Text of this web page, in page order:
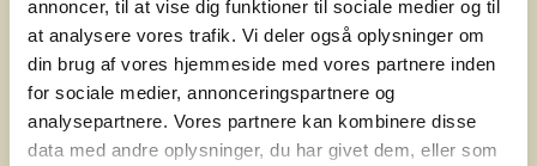
annoncer, til at vise dig funktioner til sociale medier og til
at analysere vores trafik. Vi deler også oplysninger om
din brug af vores hjemmeside med vores partnere inden
for sociale medier, annonceringspartnere og
analysepartnere. Vores partnere kan kombinere disse
data med andre oplysninger, du har givet dem, eller som